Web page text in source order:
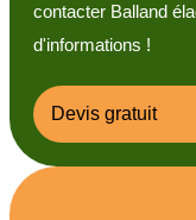
contacter Balland
d'informations !
Devis gratuit